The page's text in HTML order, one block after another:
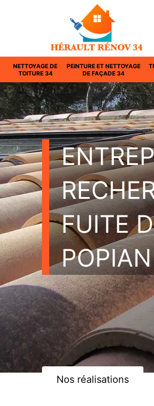
NETTOYAGE DE
TOITURE 34
PEINTURE ET NETTOYAGE
DE FAÇADE 34
FUITE
Nos réalisations